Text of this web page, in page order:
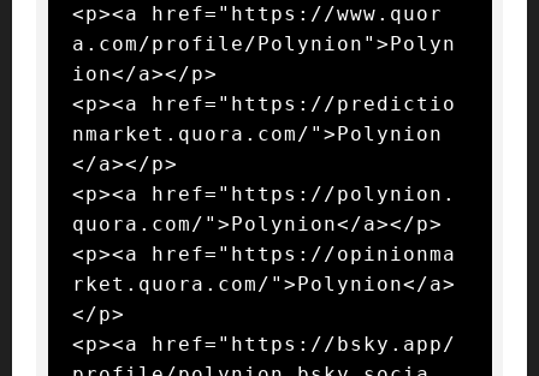
<p><a href="https://www.quor
a.com/profile/Polynion">Polyn
ion</a></p>
<p><a href="https://predictio
nmarket.quora.com/">Polynion
</a></p>
<p><a href="https://polynion.
quora.com/">Polynion</a></p>
<p><a href="https://opinionma
rket.quora.com/">Polynion</a>
</p>
<p><a href="https://bsky.app/